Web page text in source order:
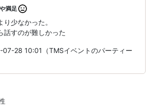
満足
り少なかった。
話すのが難しかった
28 10:01（TMSイベントのパーティー